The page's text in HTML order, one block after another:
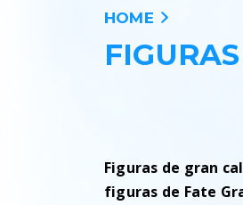
HOME
Figuras de gran
figuras de Fate